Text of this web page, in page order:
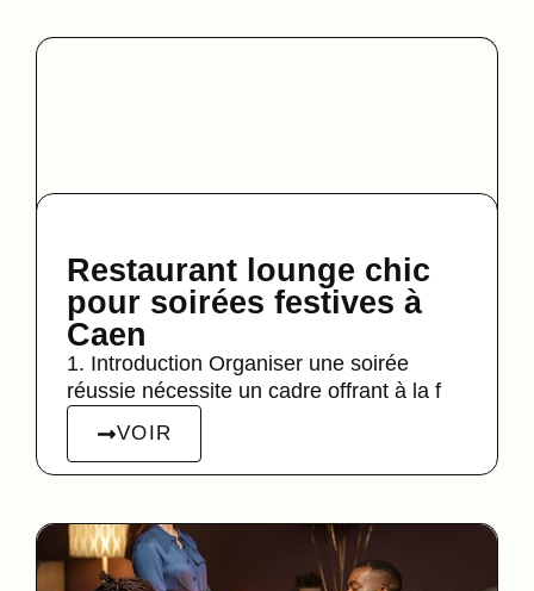
Restaurant lounge chic
pour soirées festives à
Caen
1. Introduction Organiser une soirée
réussie nécessite un cadre offrant à la f
VOIR